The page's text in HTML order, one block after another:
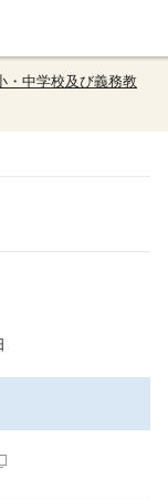
・中学校及び義務教